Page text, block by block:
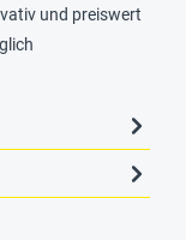
und preiswert